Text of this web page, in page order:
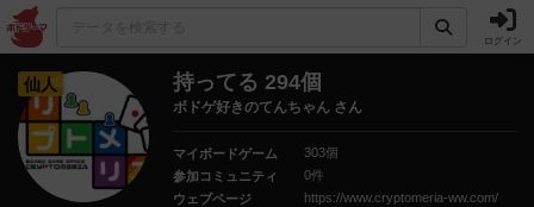
ログイン
仙人 持ってる 294個
ボドゲ好きのてんちゃん さん
マイボードゲーム
303個
参加コミュニティ
0件
ウェブページ
https://www.cryptomeria-ww.com/